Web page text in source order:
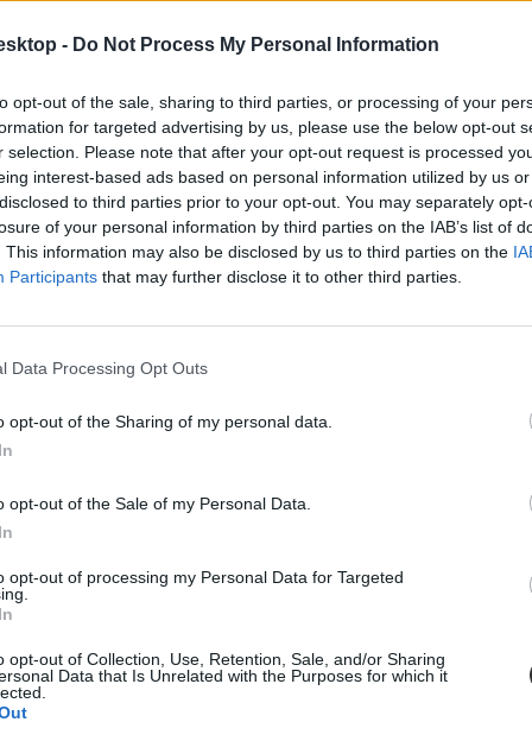
- Do Not Process My Personal Information
opt-out of the sale, sharing to third parties, or processing of your
for targeted advertising by us, please use the below opt-out
selection. Please note that after your opt-out request is processed
interest-based ads based on personal information utilized by us
to third parties prior to your opt-out. You may separately
of your personal information by third parties on the IAB’s list of
This information may also be disclosed by us to third parties on the
Participants that may further disclose it to other third parties.
Data Processing Opt Outs
opt-out of the Sharing of my personal data.
opt-out of the Sale of my Personal Data.
opt-out of processing my Personal Data for Targeted
opt-out of Collection, Use, Retention, Sale, and/or Sharing
Data that Is Unrelated with the Purposes for which it
amelyet egyeztetésre bocsátanak. Az a cél, hogy legkésőbb
ennek hiánya a korábbi képzés megszűnése miatt szociális
tekinti, és ennek megfelelő felelősséggel kezeli. Az elmúlt
területre a diákok 51 százaléka jelentkezett. A
szerepe kiemelkedő, ez a terület biztosítja a tartós fejlődés alapját
és útkeresés végére ér, és a környező államokhoz képest
a felsőoktatásban érdekelt valamennyi résztvevő
régóta esedékes. A változások kiindulópontja lehet a
Kövess minket a Facebookon is, és nem fogsz lemaradni a